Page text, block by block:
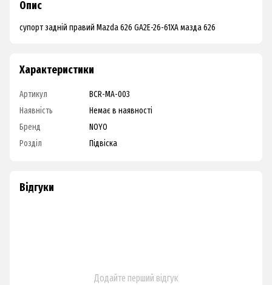
Опис
супорт задній правий Mazda 626 GA2E-26-61XA мазда 626
Характеристики
Артикул
BCR-MA-003
Наявність
Немає в наявності
Бренд
NOYO
Розділ
Підвіска
Відгуки
Додайте перший відгук